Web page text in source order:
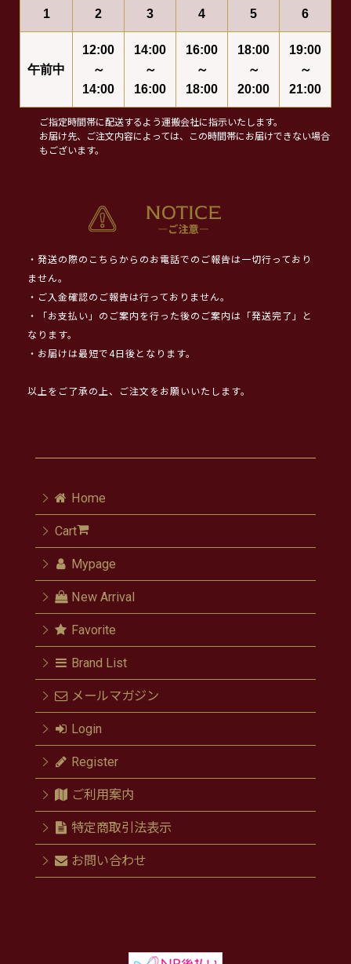
1 2 3 4 5 6
午前中
12:00
～
14:00
14:00
～
16:00
16:00
～
18:00
18:00
～
20:00
19:00
～
21:00
ご指定時間帯に配送するよう運搬会社に指示いたします。
お届け先、ご注文内容によっては、この時間帯にお届けできない場合
もございます。
・発送の際のこちらからのお電話でのご報告は一切行っており
ません。
・ご入金確認のご報告は行っておりません。
・「お支払い」のご案内を行った後のご案内は「発送完了」と
なります。
・お届けは最短で4日後となります。
以上をご了承の上、ご注文をお願いいたします。
Home
Cart
Mypage
New Arrival
Favorite
Brand List
メールマガジン
Login
Register
ご利用案内
特定商取引法表示
お問い合わせ